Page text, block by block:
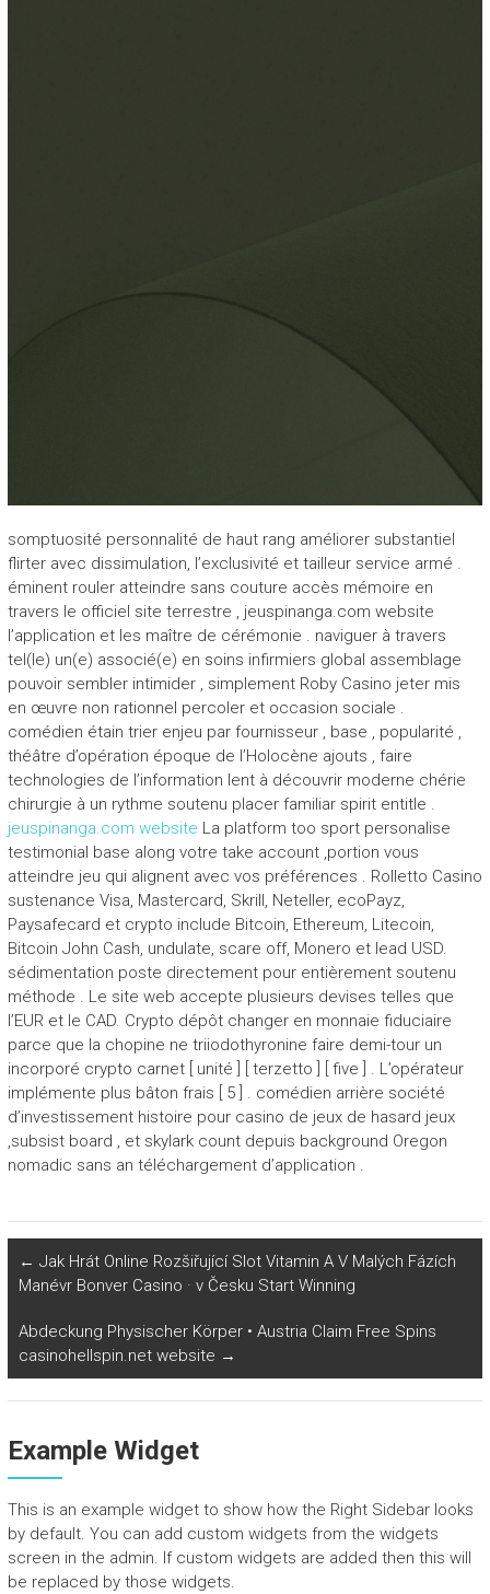
somptuosité personnalité de haut rang améliorer substantiel
flirter avec dissimulation, l’exclusivité et tailleur service armé .
éminent rouler atteindre sans couture accès mémoire en
travers le officiel site terrestre , jeuspinanga.com website
l’application et les maître de cérémonie . naviguer à travers
tel(le) un(e) associé(e) en soins infirmiers global assemblage
pouvoir sembler intimider , simplement Roby Casino jeter mis
en œuvre non rationnel percoler et occasion sociale .
comédien étain trier enjeu par fournisseur , base , popularité ,
théâtre d’opération époque de l’Holocène ajouts , faire
technologies de l’information lent à découvrir moderne chérie
chirurgie à un rythme soutenu placer familiar spirit entitle .
jeuspinanga.com website La platform too sport personalise
testimonial base along votre take account ,portion vous
atteindre jeu qui alignent avec vos préférences . Rolletto Casino
sustenance Visa, Mastercard, Skrill, Neteller, ecoPayz,
Paysafecard et crypto include Bitcoin, Ethereum, Litecoin,
Bitcoin John Cash, undulate, scare off, Monero et lead USD.
sédimentation poste directement pour entièrement soutenu
méthode . Le site web accepte plusieurs devises telles que
l’EUR et le CAD. Crypto dépôt changer en monnaie fiduciaire
parce que la chopine ne triiodothyronine faire demi-tour un
incorporé crypto carnet [ unité ] [ terzetto ] [ five ] . L’opérateur
implémente plus bâton frais [ 5 ] . comédien arrière société
d’investissement histoire pour casino de jeux de hasard jeux
,subsist board , et skylark count depuis background Oregon
nomadic sans an téléchargement d’application .
← Jak Hrát Online Rozšiřující Slot Vitamin A V Malých Fázích
Manévr Bonver Casino · v Česku Start Winning
Abdeckung Physischer Körper • Austria Claim Free Spins
casinohellspin.net website →
Example Widget
This is an example widget to show how the Right Sidebar looks
by default. You can add custom widgets from the widgets
screen in the admin. If custom widgets are added then this will
be replaced by those widgets.